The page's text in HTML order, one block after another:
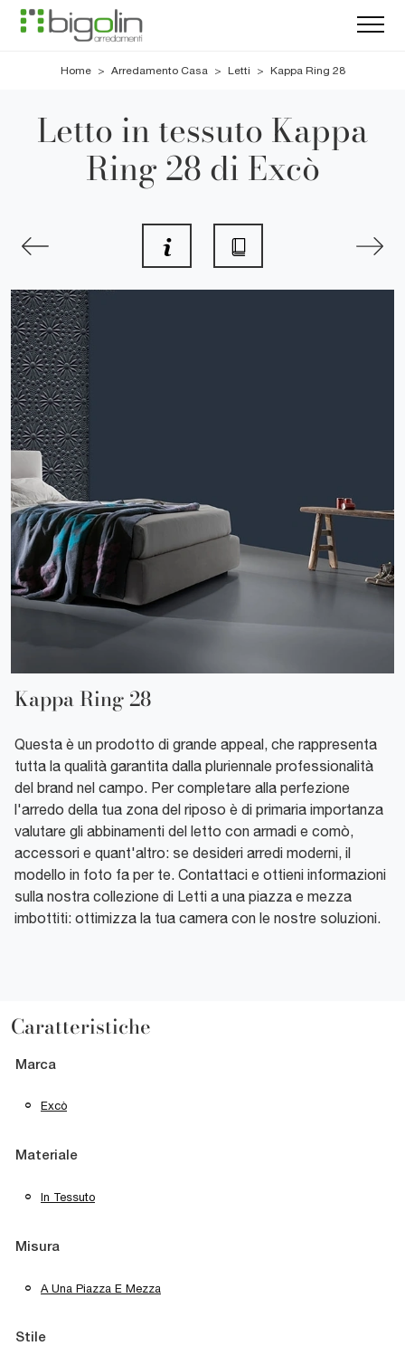
Home > Arredamento Casa > Letti > Kappa Ring 28
Letto in tessuto Kappa
Ring 28 di Excò
Kappa Ring 28
Questa è un prodotto di grande appeal, che rappresenta
tutta la qualità garantita dalla pluriennale professionalità
del brand nel campo. Per completare alla perfezione
l'arredo della tua zona del riposo è di primaria importanza
valutare gli abbinamenti del letto con armadi e comò,
accessori e quant'altro: se desideri arredi moderni, il
modello in foto fa per te. Contattaci e ottieni informazioni
sulla nostra collezione di Letti a una piazza e mezza
imbottiti: ottimizza la tua camera con le nostre soluzioni.
Caratteristiche
Marca
Excò
Materiale
In Tessuto
Misura
A Una Piazza E Mezza
Stile